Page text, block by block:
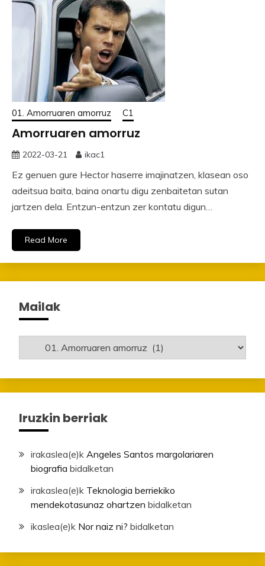
01. Amorruaren amorruz C1
Amorruaren amorruz
2022-03-21 ikac1
Ez genuen gure Hector haserre imajinatzen, klasean oso
adeitsua baita, baina onartu digu zenbaitetan sutan
jartzen dela. Entzun-entzun zer kontatu digun…
Read More
Mailak
Iruzkin berriak
irakaslea(e)k Angeles Santos margolariaren
biografia bidalketan
irakaslea(e)k Teknologia berriekiko
mendekotasunaz ohartzen bidalketan
ikaslea(e)k Nor naiz ni? bidalketan